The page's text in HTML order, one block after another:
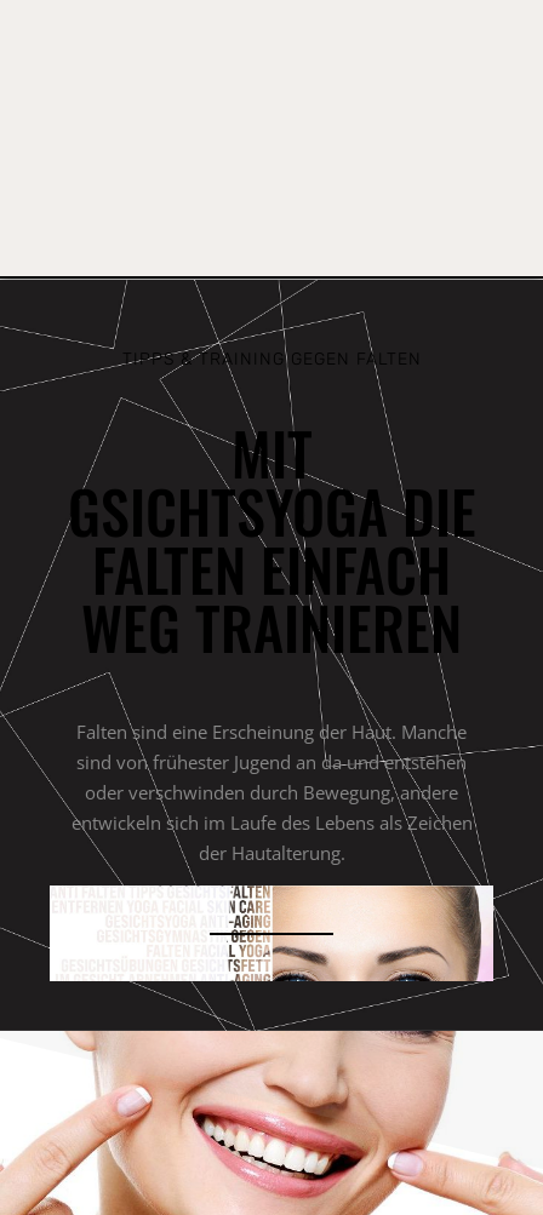
TIPPS & TRAINING GEGEN FALTEN
MIT
GSICHTSYOGA DIE
FALTEN EINFACH
WEG TRAINIEREN
Falten sind eine Erscheinung der Haut. Manche
sind von frühester Jugend an da und entstehen
oder verschwinden durch Bewegung, andere
entwickeln sich im Laufe des Lebens als Zeichen
der Hautalterung.